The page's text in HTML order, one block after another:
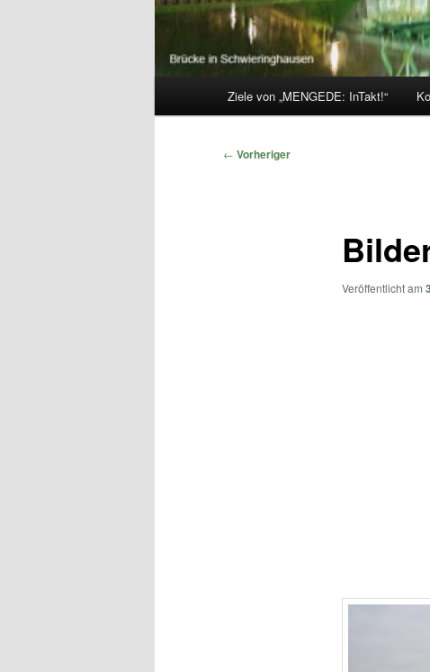
Ziele von „MENGEDE: InTakt!“
Beitragsnavigation
← Vorheriger
Veröffentlicht am